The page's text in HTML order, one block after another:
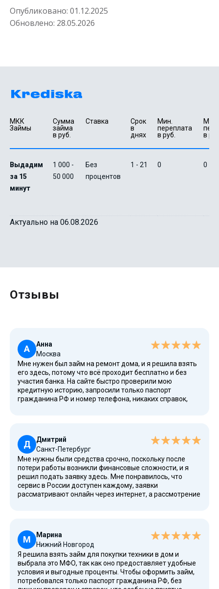
Опубликовано: 01.12.2025
Обновлено: 28.05.2026
МКК
Займы
Сумма
займа
в руб.
Ставка
Срок
в
днях
Мин.
переплата
в руб.
в
Выдадим
за 15
минут
1 000 -
50 000
Без
процентов
1 - 21 0 0
Актуально на 06.08.2026
Отзывы
А
Анна
Москва
Мне нужен был займ на ремонт дома, и я решила взять
его здесь, потому что всё проходит бесплатно и без
участия банка. На сайте быстро проверили мою
кредитную историю, запросили только паспорт
гражданина РФ и номер телефона, никаких справок,
Госуслуги. Платёж и порядок погашения понятны, любой
платёж можно внести в личном кабинете. Деньги
перечислили на мой банковский счёт Сбербанка,
доступны как наличными, так и переводом. Это
действительно выгодные условия для любого клиента,
компания предоставляет даже экспресс-решения без
отказа. После использования я оценила низкое
значение переплаты, удобные долгосрочные варианты,
требуют, ИНН и СНИЛС тоже не нужны. Отличный сервис,
который использует только электронный
документооборот, имеет высокий рейтинг, открытую
информацию о реестре, прозрачные договоры и
понятные сроки возврата.
Д
Дмитрий
Санкт-Петербург
Мне нужны были средства срочно, поскольку после
потери работы возникли финансовые сложности, и я
решил подать заявку здесь. Мне понравилось, что
сервис в России доступен каждому, заявки
рассматривают онлайн через интернет, а рассмотрение
залога, всё максимально честно, а информация по
процентной ставке прозрачная. Все предложения
понятные, есть даже акции и новости, в которых
рассказывается о новых условиях и сниженной ставке
для клиентов с плохой кредитной историей. Комиссия
при погашении минимальная, можно вносить деньги
переводом или через кошелек. Мне особенно
М
Марина
Нижний Новгород
Я решила взять займ для покупки техники в дом и
выбрала это МФО, так как оно предоставляет удобные
условия и выгодные проценты. Чтобы оформить займ,
потребовался только паспорт гражданина РФ, без